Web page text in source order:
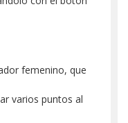
femenino, que
varios puntos al